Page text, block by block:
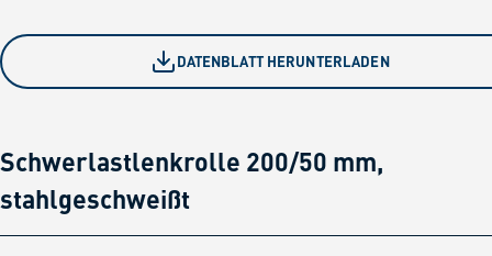
DATENBLATT HERUNTERLADEN
Schwerlastlenkrolle 200/50 mm,
stahlgeschweißt